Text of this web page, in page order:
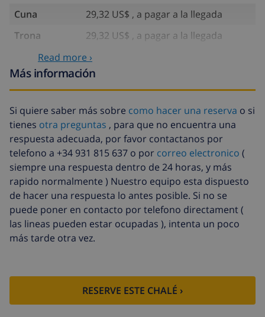
Cuna
29,32 US$ , a pagar a la llegada
Trona
29,32 US$ , a pagar a la llegada
Internet
incluido
Agua
incluido
Llegada
tardía
58,64 US$ , a pagar a la llegada
Cama extra
105,54 US$ , a pagar a la llegada
Sábanas
extra
17,59 US$ por persona , a pagar a la
llegada
Toallas extra
8,80 US$ por persona , a pagar a la
llegada
Salida tardía
113,75 US$
extra
(52,77 US$/HOUR)
cancelación:
4.80% del importe total
Read more ›
Más información
Si quiere saber más sobre como hacer una reserva o si
tienes otra preguntas , para que no encuentra una
respuesta adecuada, por favor contactanos por
telefono a +34 931 815 637 o por correo electronico (
siempre una respuesta dentro de 24 horas, y más
rapido normalmente ) Nuestro equipo esta dispuesto
de hacer una respuesta lo antes posible. Si no se
puede poner en contacto por telefono directament (
las lineas pueden estar ocupadas ), intenta un poco
más tarde otra vez.
RESERVE ESTE CHALÉ ›